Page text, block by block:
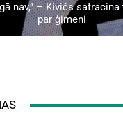
nav,” – Kivičs
par ģimeni